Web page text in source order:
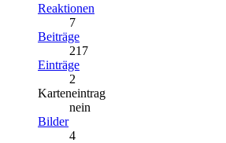
Reaktionen
7
Beiträge
217
Einträge
2
Karteneintrag
nein
Bilder
4